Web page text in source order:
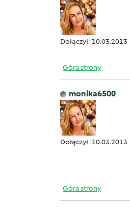
Dołączył : 10.03.2013
Góra strony
monika6500
Dołączył : 10.03.2013
Góra strony